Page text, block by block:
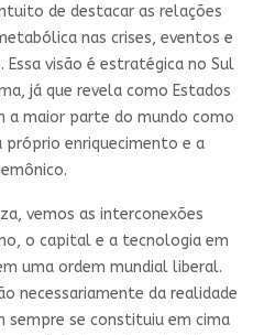
de destacar as relações
nas crises, eventos e
Essa visão é estratégica no Sul
já que revela como Estados
a maior parte do mundo como
próprio enriquecimento e a
vemos as interconexões
o capital e a tecnologia em
uma ordem mundial liberal.
necessariamente da realidade
sempre se constituiu em cima